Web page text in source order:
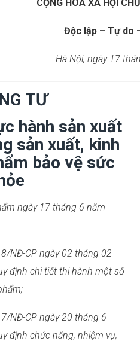
CỘNG HÒA XÃ HỘI
Độc lập – Tự do
Hà Nội, ngày 17
TƯ
hành sản xuất
sản xuất, kinh
bảo vệ sức
ngày 17 tháng 6 năm
NĐ-CP ngày 02 tháng 02
định chi tiết thi hành một số
NĐ-CP ngày 20 tháng 6
định chức năng, nhiệm vụ,